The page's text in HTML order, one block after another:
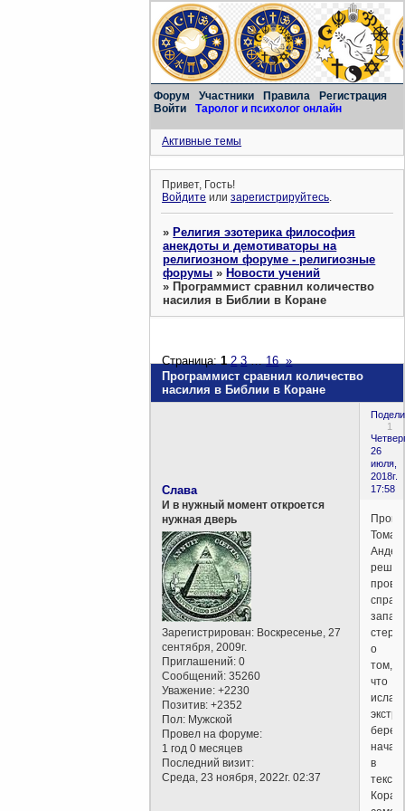
Форум Участники Правила
Регистрация
Войти
Таролог и психолог онлайн
Активные темы
Привет, Гость!
Войдите илизарегистрируйтесь.
»Религия эзотерика философия
анекдоты и демотиваторы на
религиозном форуме - религиозные
форумы »Новости учений
»Программист сравнил количество
насилия в Библии в Коране
Программист сравнил количество
насилия в Библии в Коране
Страница:1 2 3 … 16 »
1
26
июля,
2018г.
17:58
Слава
И в нужный момент откроется
нужная дверь
Зарегистрирован: Воскресенье, 27
сентября, 2009г.
Приглашений: 0
Сообщений: 35260
Уважение: +2230
Позитив: +2352
Пол: Мужской
Провел на форуме:
1 год 0 месяцев
Последний визит:
Среда, 23 ноября, 2022г. 02:37
Томас
решил
о
том,
что
берет
в
тексте